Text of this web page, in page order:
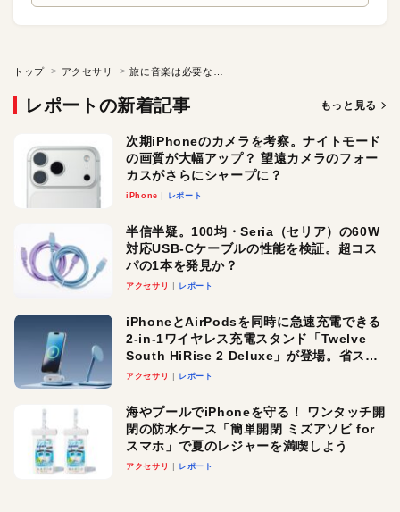
トップ アクセサリ
レポートの新着記事 もっと見る
次期iPhoneのカメラを考察。ナイトモード
の画質が大幅アップ？ 望遠カメラのフォー
カスがさらにシャープに？
iPhone レポート
半信半疑。100均・Seria（セリア）の60W
対応USB-Cケーブルの性能を検証。超コス
パの1本を発見か？
アクセサリ レポート
iPhoneとAirPodsを同時に急速充電できる
2-in-1ワイヤレス充電スタンド「Twelve
South HiRise 2 Deluxe」が登場。省スペ
ースでおしゃれに充電したい人にオスス
アクセサリ レポート
海やプールでiPhoneを守る！ ワンタッチ開
閉の防水ケース「簡単開閉 ミズアソビ for
スマホ」で夏のレジャーを満喫しよう
アクセサリ レポート